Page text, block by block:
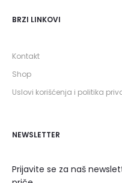
BRZI LINKOVI
Kontakt
Shop
Uslovi korišćenja i politika
NEWSLETTER
Prijavite se za naš